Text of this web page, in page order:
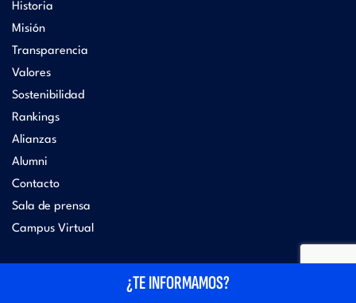
Historia
Misión
Transparencia
Valores
Sostenibilidad
Rankings
Alianzas
Alumni
Contacto
Sala de prensa
Campus Virtual
ESIC BUSINESS & MARKETING SCHOOL
¿TE INFORMAMOS?